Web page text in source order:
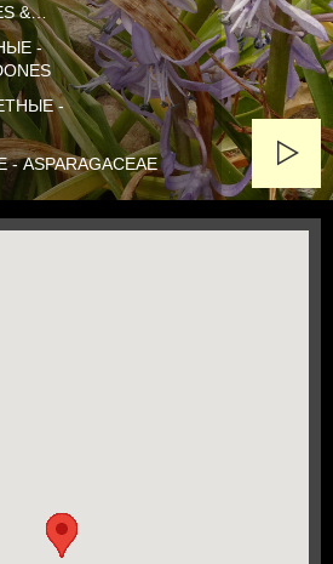
&…
-
-
ASPARAGACEAE